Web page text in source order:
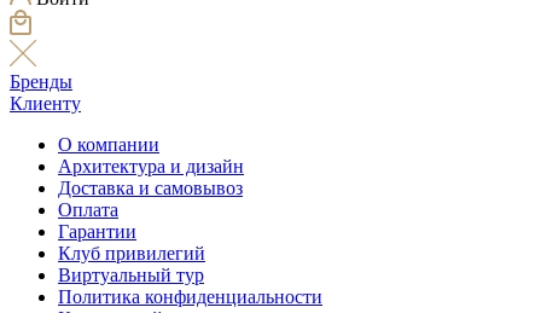
Бренды
Клиенту
О компании
Архитектура и дизайн
Доставка и самовывоз
Оплата
Гарантии
Клуб привилегий
Виртуальный тур
Политика конфиденциальности